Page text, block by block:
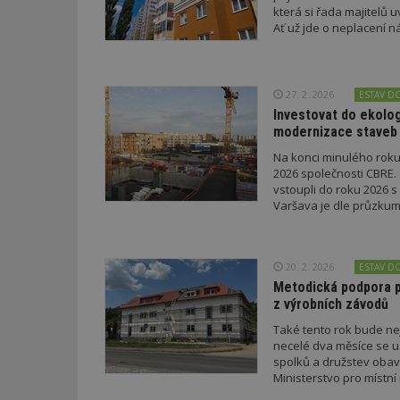
která si řada majitelů
Ať už jde o neplacení
27. 2. 2026 ESTAV
Investovat do
modernizace staveb
Na konci minulého
2026 společnosti
vstoupli do roku 2026
Varšava je dle
20. 2. 2026 ESTAV
Metodická podpora
z výrobních závodů
Také tento rok bude
necelé dva měsíce se
spolků a družstev
Ministerstvo pro
_gid
Google
LLC
.estav.cz
_ga
Google
LLC
.estav.cz
CMID
TDID
uid
test_cookie
id
mobile
sssp_session
tu
Gdyn
c
ui
cct
Gtest
C
bm2uu
cct